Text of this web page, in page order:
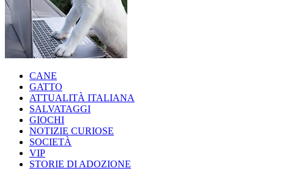
CANE
GATTO
ATTUALITÀ ITALIANA
SALVATAGGI
GIOCHI
NOTIZIE CURIOSE
SOCIETÀ
VIP
STORIE DI ADOZIONE